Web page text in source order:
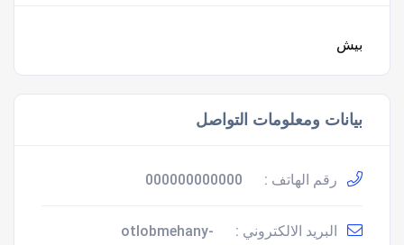
بيش
بيانات ومعلومات التواصل
رقم الهاتف : 000000000000
البريد الالكتروني :
otlobmehany-